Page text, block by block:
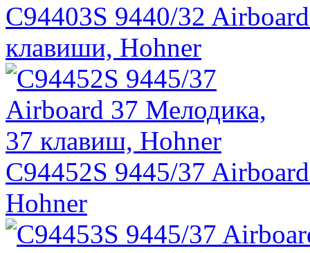
C94403S 9440/32
клавиши, Hohner
C94452S 9445/37
Hohner